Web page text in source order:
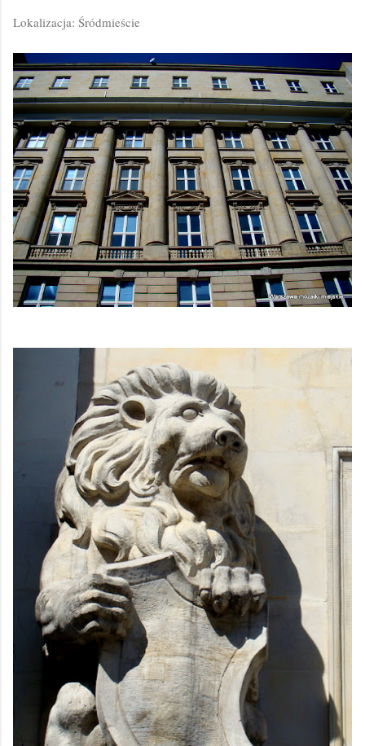
Lokalizacja: Śródmieście